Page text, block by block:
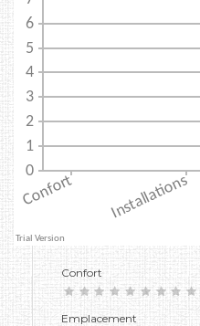
Confort
Emplacement